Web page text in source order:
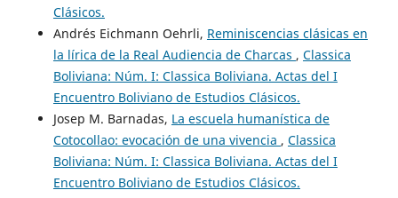
Clásicos.
Andrés Eichmann Oehrli, Reminiscencias clásicas en
la lírica de la Real Audiencia de Charcas , Classica
Boliviana: Núm. I: Classica Boliviana. Actas del I
Encuentro Boliviano de Estudios Clásicos.
Josep M. Barnadas, La escuela humanística de
Cotocollao: evocación de una vivencia , Classica
Boliviana: Núm. I: Classica Boliviana. Actas del I
Encuentro Boliviano de Estudios Clásicos.